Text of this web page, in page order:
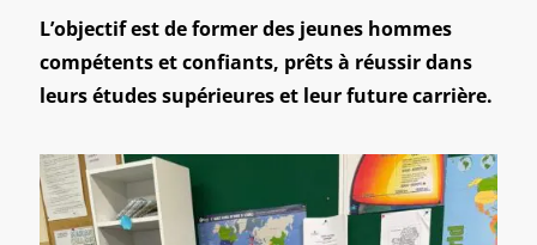
L’objectif est de former des jeunes hommes
compétents et confiants, prêts à réussir dans
leurs études supérieures et leur future carrière.